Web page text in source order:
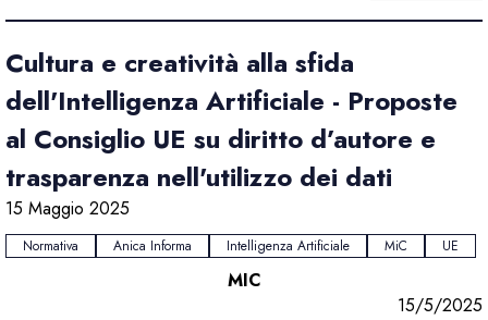
Cultura e creatività alla sfida
dell'Intelligenza Artificiale - Proposte
al Consiglio UE su diritto d’autore e
trasparenza nell'utilizzo dei dati
15 Maggio 2025
Normativa Anica Informa Intelligenza Artificiale MiC UE
MIC
15/5/2025